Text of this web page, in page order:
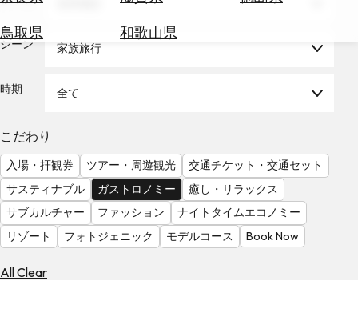
鳥取県
和歌山県
テ
を
る
気
を
見
る
シーン 家族旅行
時期 全て
こだわり
入場・拝観券 ツアー・周遊観光
交通チケット・交通セット
サスティナブル
ガストロノミー
癒し・リラックス
サブカルチャー
ファッション
ナイトタイムエコノミー
リゾート
フォトジェニック モデルコース Book Now
All Clear